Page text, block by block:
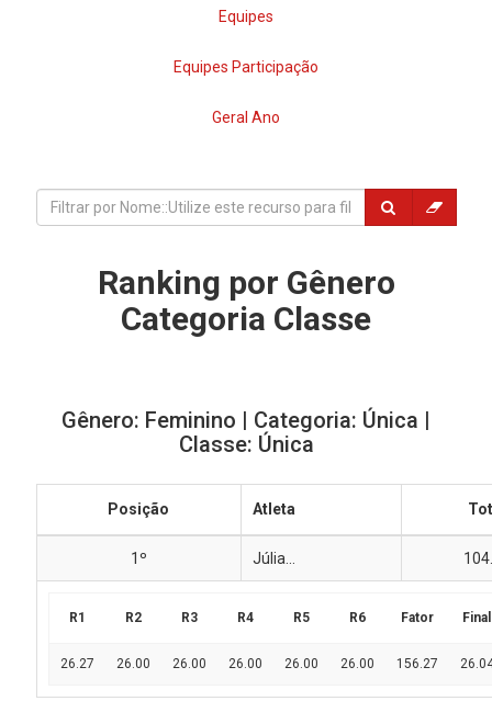
Equipes
Equipes Participação
Geral Ano
Ranking por Gênero
Categoria Classe
Gênero: Feminino | Categoria: Única |
Classe: Única
Posição Atleta
1º Júlia...
R1 R2 R3 R4 R5 R6 Fator Final
26.27 26.00 26.00 26.00 26.00 26.00 156.27